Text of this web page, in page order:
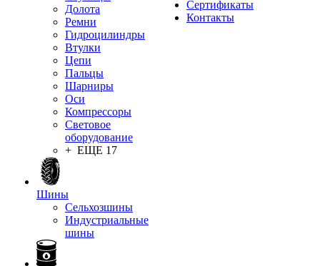
Долота
Ремни
Гидроцилиндры
Втулки
Цепи
Пальцы
Шарниры
Оси
Компрессоры
Световое
оборудование
+ ЕЩЕ 17
Шины
Сельхозшины
Индустриальные
шины
Сертификаты
Контакты